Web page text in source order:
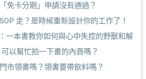
免卡分期」申請沒有通過？
走？是時候重新設計你的工作了！
一本書教你如何與心中失控的野獸和解
以幫忙拍一下書的內頁嗎？
市領書嗎？領書要帶飲料嗎？